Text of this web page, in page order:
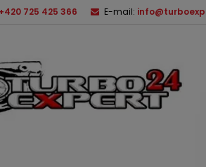
+420 725 425 366 E-mail: